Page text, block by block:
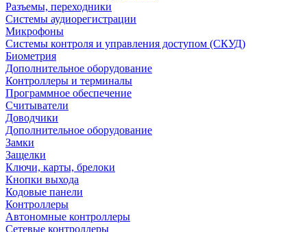
Разъемы, переходники
Системы аудиорегистрации
Микрофоны
Системы контроля и управления доступом (СКУД)
Биометрия
Дополнительное оборудование
Контроллеры и терминалы
Программное обеспечение
Считыватели
Доводчики
Дополнительное оборудование
Замки
Защелки
Ключи, карты, брелоки
Кнопки выхода
Кодовые панели
Контроллеры
Автономные контроллеры
Сетевые контроллеры